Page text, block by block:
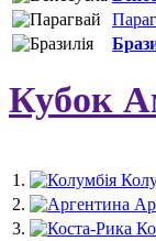
Кубок
1.
2.
3.